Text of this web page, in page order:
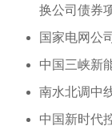
换公司债券
国家电网公
中国三峡新
南水北调中
中国新时代